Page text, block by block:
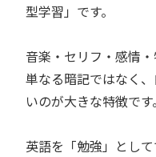
型学習」です。
音楽・セリフ・感情
単なる暗記ではなく
いのが大きな特徴です。
英語を「勉強」とし